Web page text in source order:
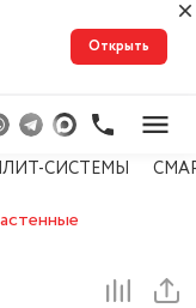
Открыть
СИСТЕМЫ